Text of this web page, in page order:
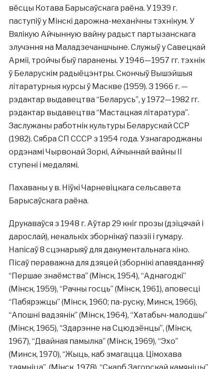
вёсцы Котава Барысаўскага раёна. У 1939 г.
паступіў у Мінскі дарожна-механічны тэхнікум. У
Вялікую Айчынную вайну радыст партызанскага
злучэння на Маладзечаншчыне. Служыў у Савецкай
Арміі, тройчы быў паранены. У 1946—1957 гг. тэхнік
ў Беларускім радыёцэнтры. Скончыў Вышэйшыя
літаратурныя курсы ў Маскве (1959). З 1966 г. —
рэдактар выдавецтва “Беларусь”, у 1972—1982 гг.
рэдактар выдавецтва “Мастацкая літаратура”.
Заслужаны работнік культуры Беларускай ССР
(1982). Сябра СП СССР з 1954 года. Узнагароджаны
ордэнамі Чырвонай Зоркі, Айчыннай вайны II
ступені і медалямі.
Пахаваны у в. Ніўкі Чарневіцкага сельсавета
Барысаўскага раёна.
Друкаваўся з 1948 г. Аўтар 29 кніг прозы (дзіцячай і
дарослай), некалькіх зборнікаў паэзіі і гумару.
Напісаў 8 сцэнарыяў для дакументальнага кіно.
Пісаў пераважна для дзяцей (зборнікі апавяданняў
“Першае знаёмства” (Мінск, 1954), “Аднагодкі”
(Мінск, 1959), “Рачны госць” (Мінск, 1961), аповесці
“Пабярэжцы” (Мінск, 1960; па-руску, Минск, 1966),
“Апошні вадзянік” (Мінск, 1964), “Хатабыч-малодшы”
(Мінск, 1965), “Здарэнне на Сцюдзёнцы”, (Мінск,
1967), “Двайная памылка” (Мінск, 1969), “Эхо”
(Минск, 1970), “Жыць, каб змагацца. Цімохава